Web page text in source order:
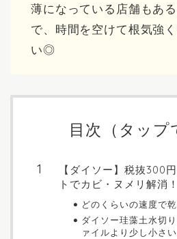
薄になっている店舗もあ
で、時間を空けて根気強
い◎
目次（タップ
【ダイソー】税抜300
トでカビ・ヌメリ解消！
どのくらいの速度で
ダイソー珪藻土水切
ァイルより少し小さい